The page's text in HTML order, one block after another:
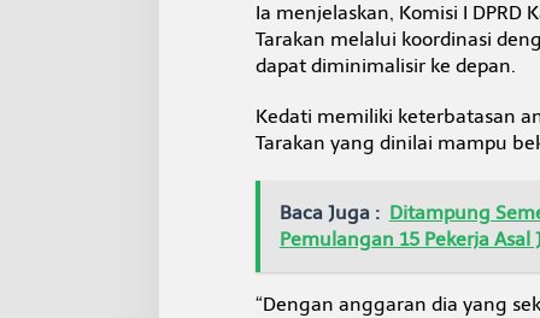
D
u
k
p
i
l
Ia menjelaskan, Komisi I
Tarakan melalui koordinasi
dapat diminimalisir ke depan.
Kedati memiliki keterbatasan
Tarakan yang dinilai mampu
Baca Juga : Ditampung
Pemulangan 15 Pekerja Asal
“Dengan anggaran dia yang